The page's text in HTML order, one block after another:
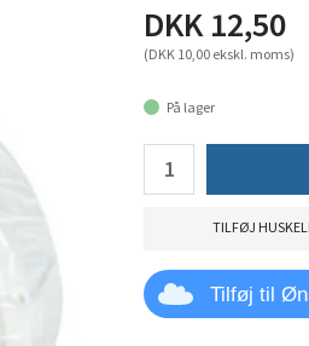
DKK 12,50
(DKK 10,00 ekskl. moms)
På lager
TILFØJ
Tilføj til